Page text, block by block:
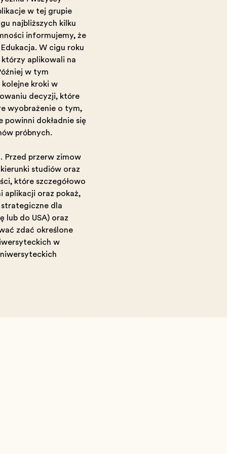
w tej grupie
najbliższych kilku
informujemy, że
W ciągu roku
aplikowali na
w tym
kolejne kroki w
decyzji, które
wyobrażenie o tym,
dokładnie się
próbnych.
przerwą zimową
studiów oraz
które szczegółowo
oraz pokażą,
strategiczne dla
lub do USA) oraz
zdać określone
w